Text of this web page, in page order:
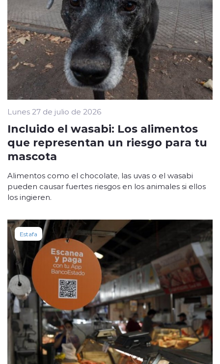
Lunes 27 de julio de 2026
Incluido el wasabi: Los alimentos
que representan un riesgo para tu
mascota
Alimentos como el chocolate, las uvas o el wasabi
pueden causar fuertes riesgos en los animales si ellos
los ingieren.
Estafa